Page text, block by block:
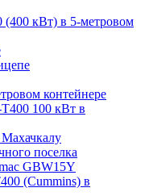
кВт) в 5-метровом
контейнере
100 кВт в
Махачкалу
поселка
GВW15Y
(Cummins) в